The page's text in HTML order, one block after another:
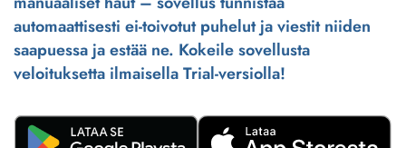
automaattisesti ei-toivotut puhelut ja viestit niiden
saapuessa ja estää ne. Kokeile sovellusta
veloituksetta ilmaisella Trial-versiolla!